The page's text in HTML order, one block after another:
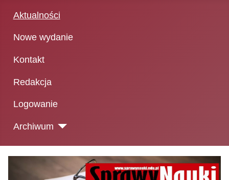
Aktualności
Nowe wydanie
Kontakt
Redakcja
Logowanie
Archiwum